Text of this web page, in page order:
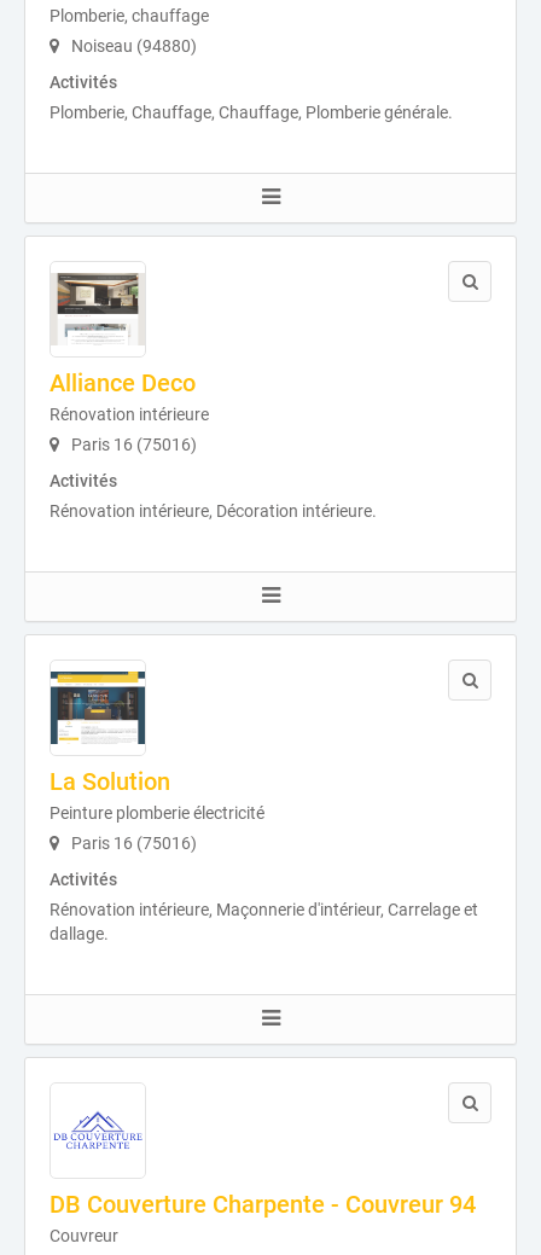
Plomberie, chauffage
Noiseau (94880)
Activités
Plomberie, Chauffage, Chauffage, Plomberie générale.
Alliance Deco
Rénovation intérieure
Paris 16 (75016)
Activités
Rénovation intérieure, Décoration intérieure.
La Solution
Peinture plomberie électricité
Paris 16 (75016)
Activités
Rénovation intérieure, Maçonnerie d'intérieur, Carrelage et
dallage.
DB Couverture Charpente - Couvreur 94
Couvreur